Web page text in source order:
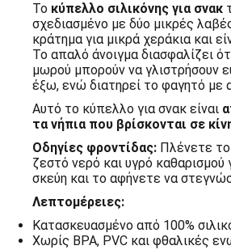
Το κύπελλο σιλικόνης για σνακ
σχεδιασμένο με δύο μικρές
κράτημα για μικρά χεράκια και
Το απαλό άνοιγμα διασφαλίζει
μωρού μπορούν να γλιστρήσουν
έξω, ενώ διατηρεί το φαγητό με
Αυτό το κύπελλο για σνακ είναι
τα νήπια που βρίσκονται σε
Οδηγίες φροντίδας: Πλένετε
ζεστό νερό και υγρό καθαρισμού
σκεύη και το αφήνετε να
Λεπτομέρειες:
Κατασκευασμένο από 100%
Χωρίς BPA, PVC και φθαλικές